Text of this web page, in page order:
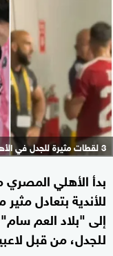
3 لقطات مثيرة للجدل في الأهلي
بدأ الأهلي
للأندية بتعادل
إلى "بلاد العم
للجدل، من قبل